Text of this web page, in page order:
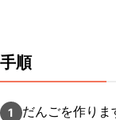
手順
1
だんごを作りま